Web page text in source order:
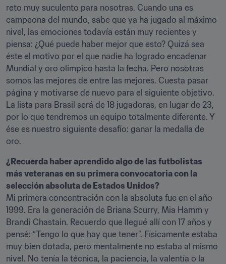
reto muy suculento para nosotras. Cuando una es
campeona del mundo, sabe que ya ha jugado al máximo
nivel, las emociones todavía están muy recientes y
piensa: ¿Qué puede haber mejor que esto? Quizá sea
éste el motivo por el que nadie ha logrado encadenar
Mundial y oro olímpico hasta la fecha. Pero nosotras
somos las mejores de entre las mejores. Cuesta pasar
página y motivarse de nuevo para el siguiente objetivo.
La lista para Brasil será de 18 jugadoras, en lugar de 23,
por lo que tendremos un equipo totalmente diferente. Y
ése es nuestro siguiente desafío: ganar la medalla de
oro.
¿Recuerda haber aprendido algo de las futbolistas
más veteranas en su primera convocatoria con la
selección absoluta de Estados Unidos?
Mi primera concentración con la absoluta fue en el año
1999. Era la generación de Briana Scurry, Mia Hamm y
Brandi Chastain. Recuerdo que llegué allí con 17 años y
pensé: “Tengo lo que hay que tener”. Físicamente estaba
muy bien dotada, pero mentalmente no estaba al mismo
nivel. No tenía la técnica, la paciencia, la valentía o la